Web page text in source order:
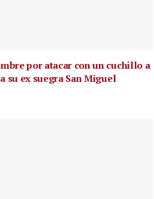
por atacar con un cuchillo a
su ex suegra San Miguel